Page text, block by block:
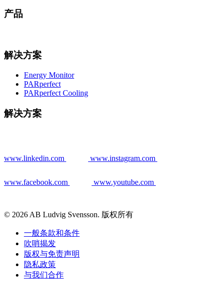
产品
解决方案
Energy Monitor
PARperfect
PARperfect Cooling
解决方案
www.linkedin.com www.instagram.com
www.facebook.com www.youtube.com
© 2026 AB Ludvig Svensson. 版权所有
一般条款和条件
吹哨揭发
版权与免责声明
隐私政策
与我们合作